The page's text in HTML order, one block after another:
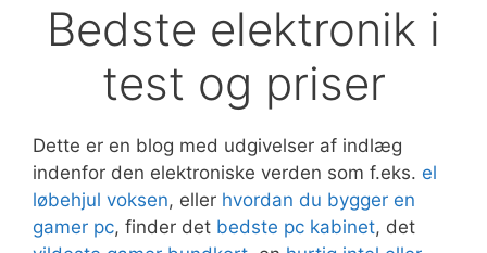
Bedste elektronik i
test og priser
Dette er en blog med udgivelser af indlæg
indenfor den elektroniske verden som f.eks. el
løbehjul voksen, eller hvordan du bygger en
gamer pc, finder det bedste pc kabinet, det